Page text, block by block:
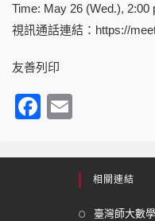
Time: May 26 (Wed.), 2:00
視訊通話連結： https://
友善列印
F
c
ail
相關連結
臺灣師大數